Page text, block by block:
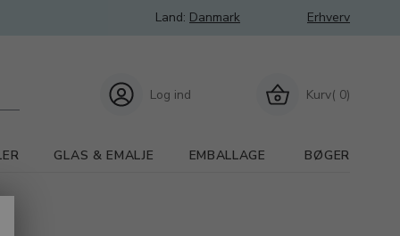
Land: Danmark Erhverv
Kurv( 0)
Log ind
GLAS & EMALJE EMBALLAGE BØGER